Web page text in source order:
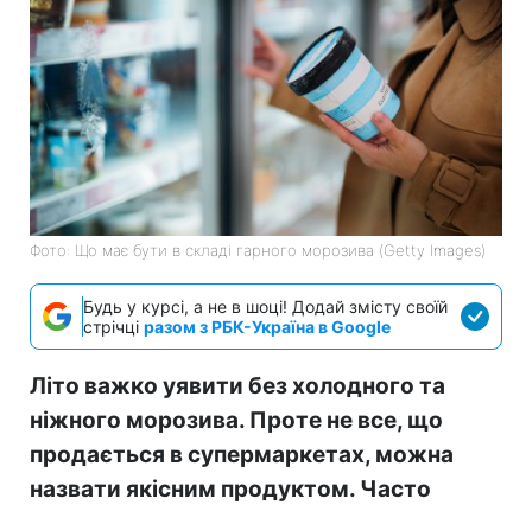
Фото: Що має бути в складі гарного морозива (Getty Images)
Будь у курсі, а не в шоці! Додай змісту своїй
стрічці разом з РБК-Україна в Google
Літо важко уявити без холодного та
ніжного морозива. Проте не все, що
продається в супермаркетах, можна
назвати якісним продуктом. Часто